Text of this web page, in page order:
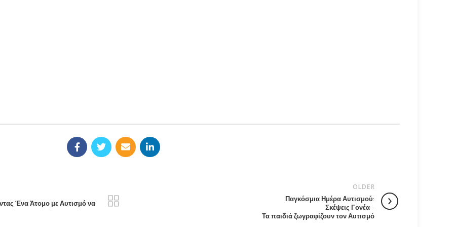
Ένα Άτομο με Αυτισμό να
OLDER
Παγκόσμια Ημέρα Αυτισμού:
Σκέψεις Γονέα –
Τα παιδιά ζωγραφίζουν τον Αυτισμό